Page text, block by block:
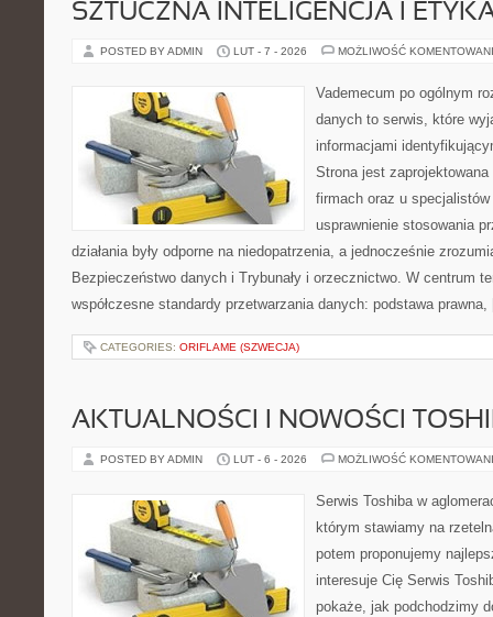
SZTUCZNA INTELIGENCJA I
POSTED BY ADMIN LUT - 7 - 2026 MOŻLIWOŚĆ
Vademecum po ogólnym
danych to serwis, które
informacjami
Strona jest
firmach oraz u
usprawnienie stosowania
działania były odporne na niedopatrzenia, a jednocześnie
Bezpieczeństwo danych i Trybunały i orzecznictwo. W centrum
współczesne standardy przetwarzania danych: podstawa
CATEGORIES: ORIFLAME (SZWECJA)
AKTUALNOŚCI I NOWOŚCI
POSTED BY ADMIN LUT - 6 - 2026 MOŻLIWOŚĆ
Serwis Toshiba w
którym stawiamy na
potem proponujemy
interesuje Cię Serwis
pokaże, jak podchodzimy